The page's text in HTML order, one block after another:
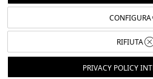
CONFIGURA
RIFIUTA
PRIVACY POLICY